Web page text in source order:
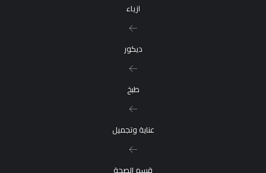
ازياء
ديكور
طبخ
عناية وتجميل
قسم الصحة